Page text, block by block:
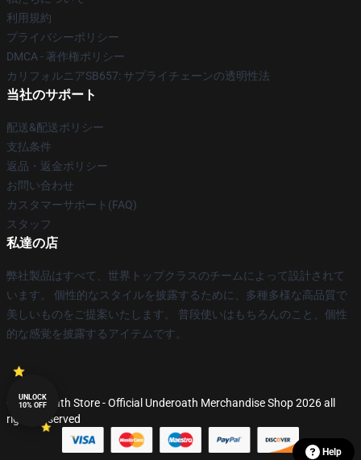
利用規約
プライバシーポリシー
DMCA - 著作権ポリシー
カリフォルニアSB657: サプライチェーンの透明性法
当社のサポート
配送&配送ポリシー
支払条件
返品・返金ポリシー
お問い合わせ
カスタマーサポート(FAQ)
スタッフ
私達の店
弊社製品はすべて、世界トップクラスのチームによって設計されて
います。 個性的なスタイルを披露するために、多種多様な高品質で
美しいものをご提案いたします。 普段使いはもちろんのこと、個性
的な感覚を披露するアイテムです。
© Underoath Store - Official Underoath Merchandise Shop 2026 all
rights reserved
UNLOCK
10% OFF
Help